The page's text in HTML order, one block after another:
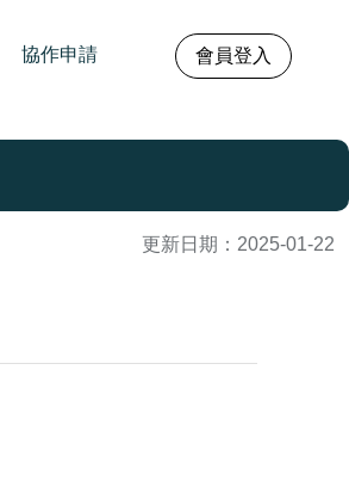
協作申請 會員登入
更新日期： 2025-01-22